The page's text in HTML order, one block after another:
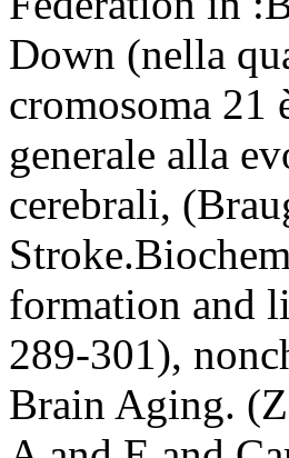
Down (nella
cromosoma 21
generale alla
cerebrali,
formation and
289-301),
Brain Aging.